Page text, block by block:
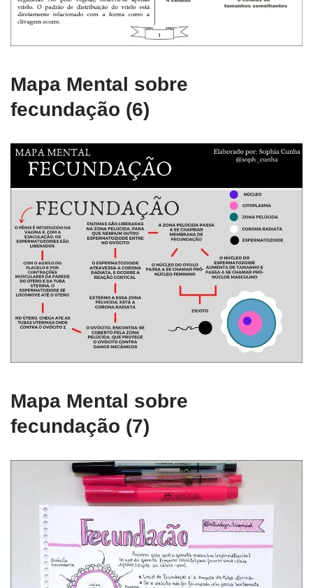
Mapa Mental sobre
fecundação (6)
Mapa Mental sobre
fecundação (7)